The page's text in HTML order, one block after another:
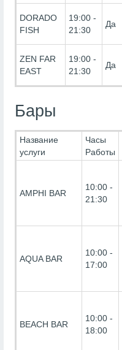
DORADO
FISH
19:00 -
21:30
Да
ZEN FAR
EAST
19:00 -
21:30
Да
Бары
Название
услуги
Часы
Работы
AMPHI BAR
10:00 -
21:30
AQUA BAR
10:00 -
17:00
BEACH BAR
10:00 -
18:00